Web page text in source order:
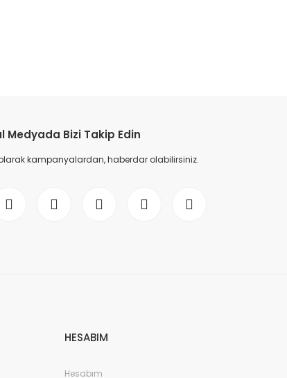
Medyada Bizi Takip Edin
kampanyalardan, haberdar olabilirsiniz.
HESABIM
Hesabım